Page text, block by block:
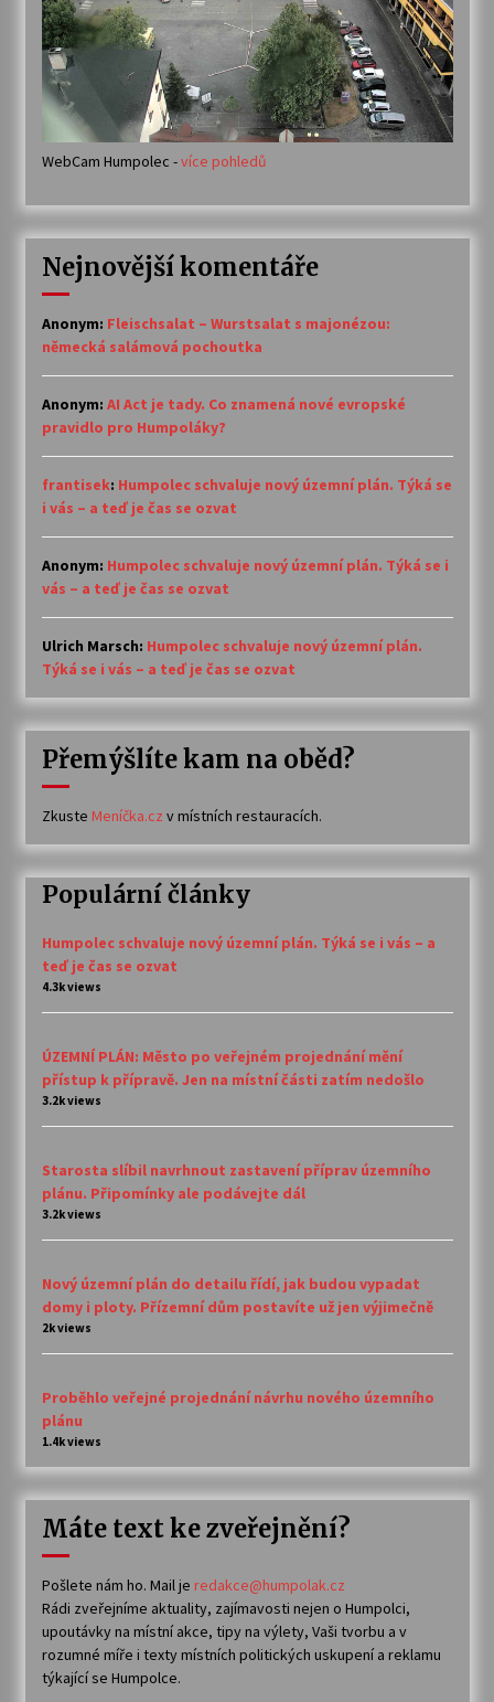
WebCam Humpolec -více pohledů
Nejnovější komentáře
Anonym: Fleischsalat – Wurstsalat s majonézou:
německá salámová pochoutka
Anonym: AI Act je tady. Co znamená nové evropské
pravidlo pro Humpoláky?
frantisek: Humpolec schvaluje nový územní plán. Týká se
i vás – a teď je čas se ozvat
Anonym: Humpolec schvaluje nový územní plán. Týká se i
vás – a teď je čas se ozvat
Ulrich Marsch: Humpolec schvaluje nový územní plán.
Týká se i vás – a teď je čas se ozvat
Přemýšlíte kam na oběd?
Zkuste Meníčka.cz v místních restauracích.
Populární články
Humpolec schvaluje nový územní plán. Týká se i vás – a
teď je čas se ozvat
4.3k views
ÚZEMNÍ PLÁN: Město po veřejném projednání mění
přístup k přípravě. Jen na místní části zatím nedošlo
3.2k views
Starosta slíbil navrhnout zastavení příprav územního
plánu. Připomínky ale podávejte dál
3.2k views
Nový územní plán do detailu řídí, jak budou vypadat
domy i ploty. Přízemní dům postavíte už jen výjimečně
2k views
Proběhlo veřejné projednání návrhu nového územního
plánu
1.4k views
Máte text ke zveřejnění?
Pošlete nám ho. Mail je redakce@humpolak.cz
Rádi zveřejníme aktuality, zajímavosti nejen o Humpolci,
upoutávky na místní akce, tipy na výlety, Vaši tvorbu a v
rozumné míře i texty místních politických uskupení a reklamu
týkající se Humpolce.